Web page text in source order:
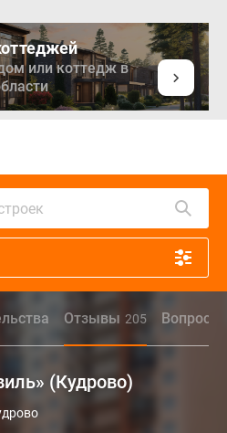
или коттедж в
Отзывы 205 Вопрос -
(Кудрово)